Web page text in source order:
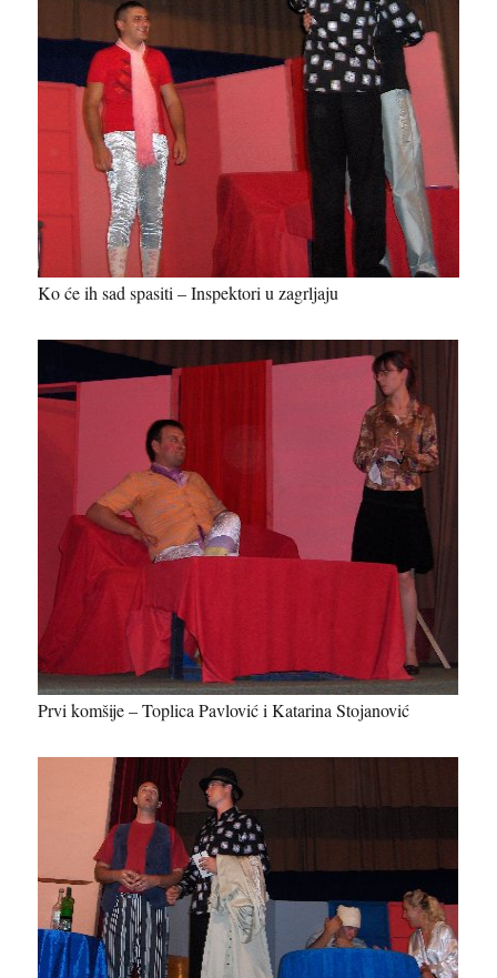
Ko će ih sad spasiti – Inspektori u zagrljaju
Prvi komšije – Toplica Pavlović i Katarina Stojanović